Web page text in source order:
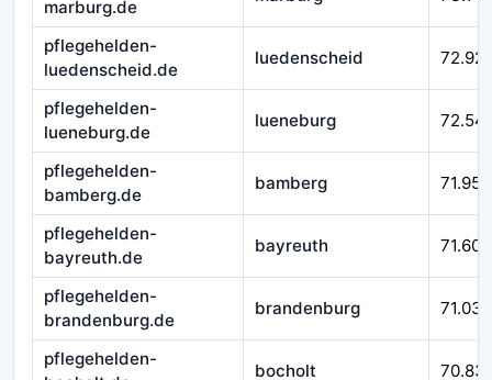
marburg.de
pflegehelden-
luedenscheid.de
luedenscheid
pflegehelden-
lueneburg.de
lueneburg
pflegehelden-
bamberg.de
bamberg 71.952
pflegehelden-
bayreuth.de
bayreuth 71.601
pflegehelden-
brandenburg.de
brandenburg 71.032
pflegehelden-
bocholt